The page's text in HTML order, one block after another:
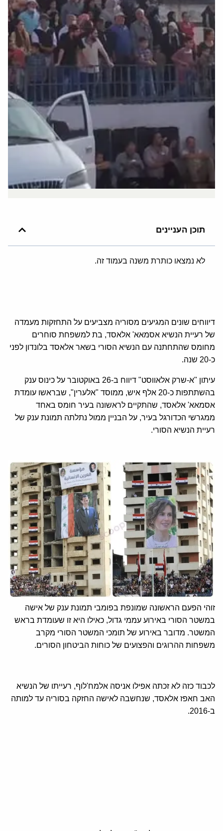
תוכן העניינים
לא נמצאו כותרת משנה בעמוד זה.
דיווחים שונים המגיעים מסוריה מצביעים על התחזקות מעמדה
של רעיית הנשיא אסמאא' אלאסד, בת למשפחת סוחרים
מחומס שהתחתנה עם הנשיא הסורי בשאר אלאסד בלונדון לפני
כ-20 שנה.
עיתון "א-שרק אלאווסט" דיווח ב-26 באוקטובר על כינוס ענק
בהשתתפות כ-20 אלף איש, ממוסד "אלערין", שבראשו עומדת
אסמאא' אלאסד, שהתקיים לראשונה בעיר חומס באחד
ממגרשי הכדורגל בעיר, על הבניין ממול נתלתה תמונת ענק של
רעיית הנשיא הסורי.
זוהי הפעם הראשונה שמונפת בפומבי תמונת ענק של אישה
במשטר הסורי באירוע עממי גדול, כאילו היא זו שעומדת בראש
המשטר. מדובר באירוע של תומכי המשטר הסורי מקרב
משפחות ההרוגים והפצועים של כוחות הביטחון הסורים.
לכבוד כזה לא זכתה אפילו אניסה אלמח'לוף, רעייתו של הנשיא
האב חאפז אלאסד, שנחשבה לאישה החזקה בסוריה עד למותה
ב-2016.